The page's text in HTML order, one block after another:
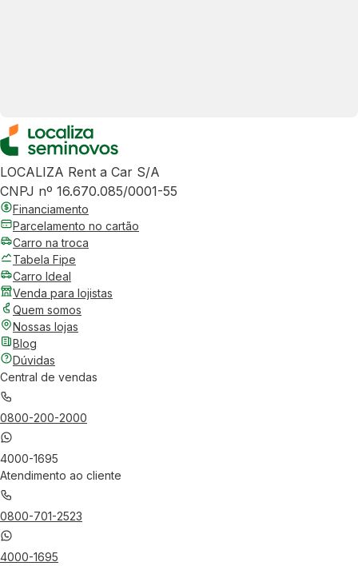
LOCALIZA Rent a Car S/A
CNPJ nº 16.670.085/0001-55
Financiamento
Parcelamento no cartão
Carro na troca
Tabela Fipe
Carro Ideal
Venda para lojistas
Quem somos
Nossas lojas
Blog
Dúvidas
Central de vendas
0800-200-2000
4000-1695
Atendimento ao cliente
0800-701-2523
4000-1695